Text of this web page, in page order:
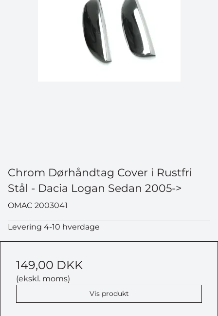
Chrom Dørhåndtag Cover i Rustfri
Stål - Dacia Logan Sedan 2005->
OMAC 2003041
Levering 4-10 hverdage
149,00 DKK
(ekskl. moms)
Vis produkt